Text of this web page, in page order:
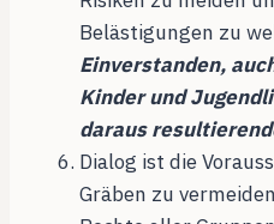
Belästigungen zu
Einverstanden,
Kinder und
daraus
Dialog ist die
Gräben zu